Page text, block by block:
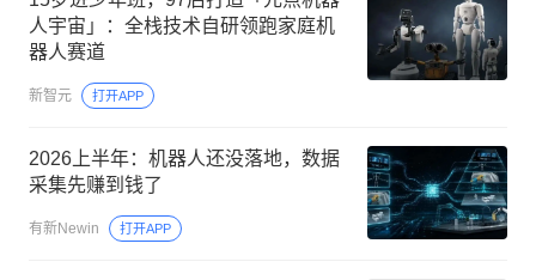
人宇宙」：全栈技术自研领跑家庭机
器人赛道
新智元 打开APP
2026上半年：机器人还没落地，数据
采集先赚到钱了
有新Newin 打开APP